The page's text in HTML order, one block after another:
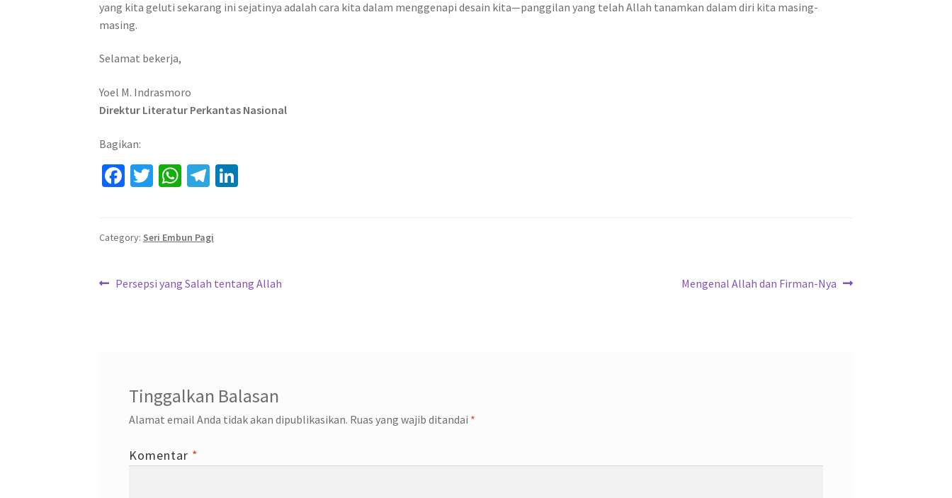
yang kita geluti sekarang ini sejatinya adalah cara kita dalam menggenapi desain kita—panggilan yang telah Allah tanamkan dalam diri kita masing-
masing.
Selamat bekerja,
Yoel M. Indrasmoro
Direktur Literatur Perkantas Nasional
Bagikan:
Fa
o
k
T
er
W
sA
p
Te
a
Category: Seri Embun Pagi
Navigasi
Previous
Persepsi yang Salah tentang Allah
Next
Mengenal Allah dan Firman-Nya
Tinggalkan Balasan
Alamat email Anda tidak akan dipublikasikan. Ruas yang wajib ditandai *
Komentar *